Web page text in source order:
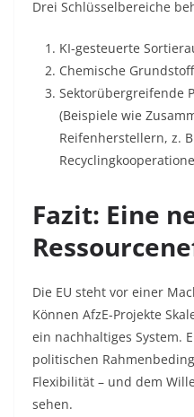
Drei Schlüsselbereiche
KI-gesteuerte
Chemische
Sektorübergreifende
(Beispiele wie
Reifenherstellern, z.
Fazit: Eine
Die EU steht vor einer
Können AfzE-Projekte
ein nachhaltiges System.
politischen
Flexibilität – und dem
sehen.